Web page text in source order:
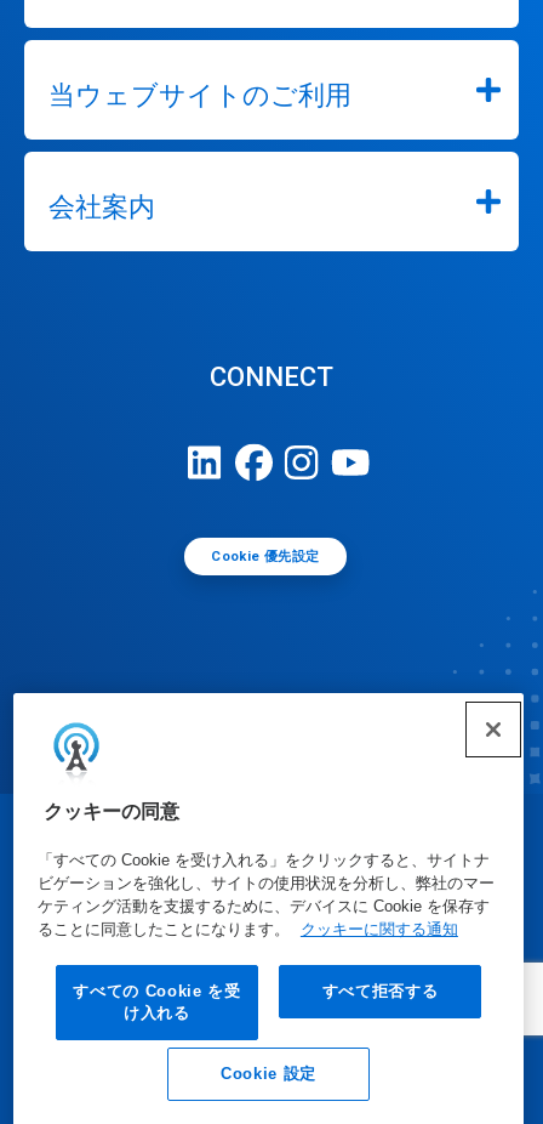
クッキーの同意
「すべての Cookie を受け入れる」をクリックすると、サイトナ
ビゲーションを強化し、サイトの使用状況を分析し、弊社のマー
ケティング活動を支援するために、デバイスに Cookie を保存す
ることに同意したことになります。
クッキーに関する通知
すべての Cookie を受
け入れる
すべて拒否する
Cookie 設定
当ウェブサイトのご利用
会社案内
CONNECT
Cookie 優先設定
Eメール
© Ecolab Inc. 2025
安全データシート|プライバシーポリシー|利用規約